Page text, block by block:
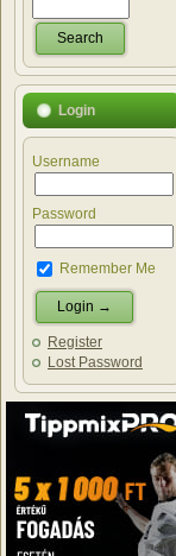
Login
Username
Password
Remember Me
Register
Lost Password